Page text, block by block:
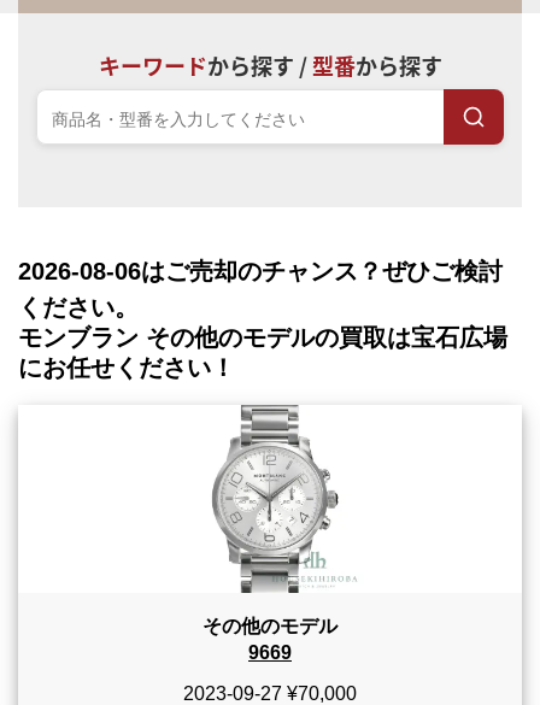
キーワードから探す /型番から探す
2026-08-06はご売却のチャンス？ぜひご検討
ください。
モンブラン その他のモデルの買取は宝石広場
にお任せください！
その他のモデル
9669
2023-09-27 ¥70,000